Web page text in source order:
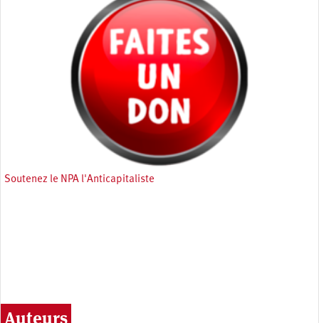
Soutenez le NPA l'Anticapitaliste
Auteurs